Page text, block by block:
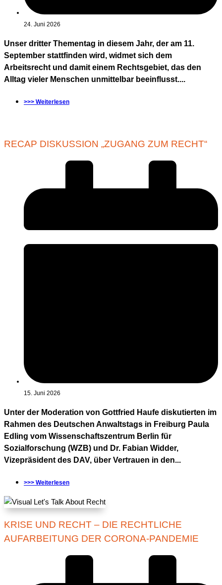
24. Juni 2026
Unser dritter Thementag in diesem Jahr, der am 11.
September stattfinden wird, widmet sich dem
Arbeitsrecht und damit einem Rechtsgebiet, das den
Alltag vieler Menschen unmittelbar beeinflusst....
>>> Weiterlesen
RECAP DISKUSSION „ZUGANG ZUM RECHT“
15. Juni 2026
Unter der Moderation von Gottfried Haufe diskutierten im
Rahmen des Deutschen Anwaltstags in Freiburg Paula
Edling vom Wissenschaftszentrum Berlin für
Sozialforschung (WZB) und Dr. Fabian Widder,
Vizepräsident des DAV, über Vertrauen in den...
>>> Weiterlesen
KRISE UND RECHT – DIE RECHTLICHE
AUFARBEITUNG DER CORONA-PANDEMIE